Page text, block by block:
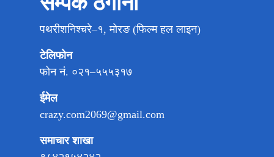
पथरीशनिश्चरे–१, मोरङ (फिल्म हल लाइन)
टेलिफोन
फोन नं. ०२१–५५५३१७
ईमेल
crazy.com2069@gmail.com
समाचार शाखा